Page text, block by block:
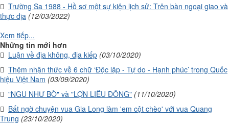
Trường Sa 1988 - Hồ sơ một sự kiện lịch sử: Trên bàn ngoại giao và
thực địa (12/03/2022)
Xem tiếp...
Những tin mới hơn
Luận về địa không, địa kiếp (03/10/2020)
Thêm nhận thức về 6 chữ ‘Độc lập - Tự do - Hạnh phúc’ trong Quốc
hiệu Việt Nam (03/09/2020)
"NGU NHƯ BÒ" và "LỢN LIÊU ĐÔNG" (11/10/2020)
Bất ngờ chuyện vua Gia Long làm 'em cột chèo' với vua Quang
Trung (23/10/2020)